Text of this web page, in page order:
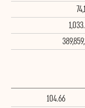
104.66